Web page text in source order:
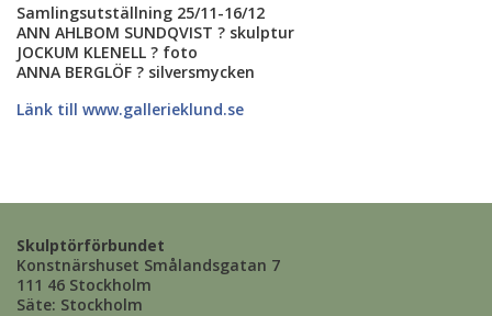
Samlingsutställning 25/11-16/12
ANN AHLBOM SUNDQVIST ? skulptur
JOCKUM KLENELL ? foto
ANNA BERGLÖF ? silversmycken
Länk till www.gallerieklund.se
Skulptörförbundet
Konstnärshuset Smålandsgatan 7
111 46 Stockholm
Säte: Stockholm